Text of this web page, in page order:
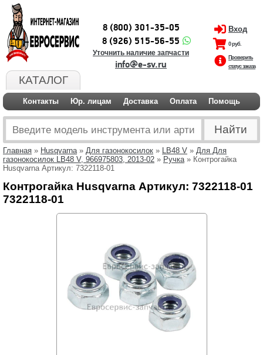
КАТАЛОГ
8 (800) 301-35-05
8 (926) 515-56-55
Уточнить наличие запчасти
info@e-sv.ru
Вход
0 руб.
Проверить
статус заказа
Контакты Юр. лицам Доставка Оплата Помощь
Главная » Husqvarna» Для газонокосилок » LB48 V » Для Для
газонокосилок LB48 V, 966975803, 2013-02 » Ручка» Контрогайка
Husqvarna Артикул: 7322118-01
Контрогайка Husqvarna Артикул: 7322118-01
7322118-01